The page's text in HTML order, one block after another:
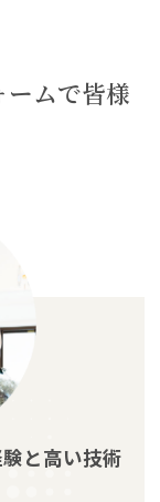
ムで皆様
と高い技術